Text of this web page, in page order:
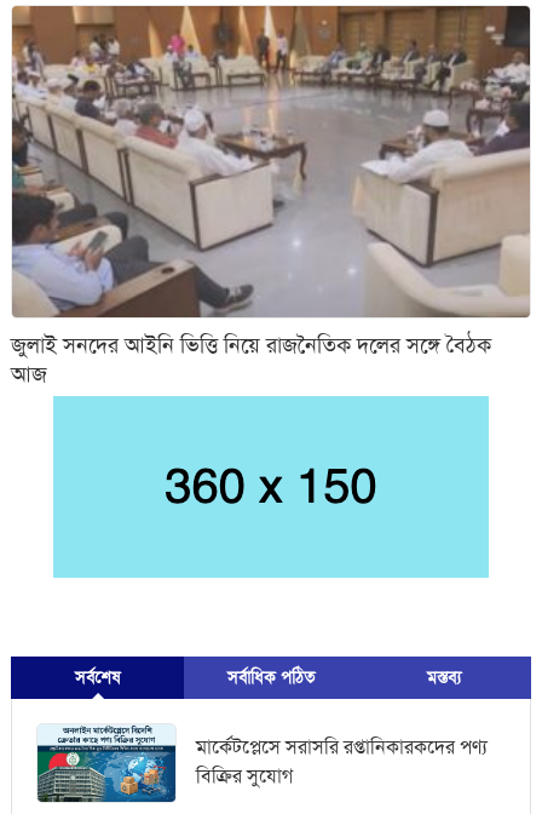
জুলাই সনদের আইনি ভিত্তি নিয়ে রাজনৈতিক দলের সঙ্গে বৈঠক
আজ
সর্বশেষ সর্বাধিক পঠিত মস্তব্য
মার্কেটপ্লেসে সরাসরি রপ্তানিকারকদের পণ্য
বিক্রির সুযোগ